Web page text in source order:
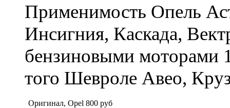
Применимость Опель
Инсигния, Каскада,
бензиновыми моторами
того Шевроле Авео,
Оригинал, Opel 800 руб